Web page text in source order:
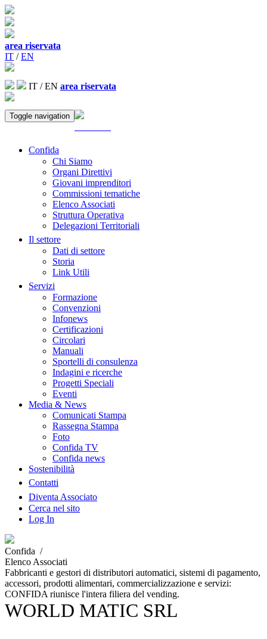
area riservata
IT /EN
IT /EN area riservata
Toggle navigation
Confida
Chi Siamo
Organi Direttivi
Giovani imprenditori
Commissioni tematiche
Elenco Associati
Struttura Operativa
Delegazioni Territoriali
Il settore
Dati di settore
Storia
Link Utili
Servizi
Formazione
Convenzioni
Infonews
Certificazioni
Circolari
Manuali
Sportelli di consulenza
Indagini e ricerche
Progetti Speciali
Eventi
Media & News
Comunicati Stampa
Rassegna Stampa
Foto
Confida TV
Confida news
Sostenibilità
Contatti
Diventa Associato
Cerca nel sito
Log In
Confida /
Elenco Associati
Fabbricanti e gestori di distributori automatici, sistemi di pagamento,
accessori, prodotti alimentari, commercializzazione e servizi:
CONFIDA riunisce l'intera filiera del vending.
WORLD MATIC SRL